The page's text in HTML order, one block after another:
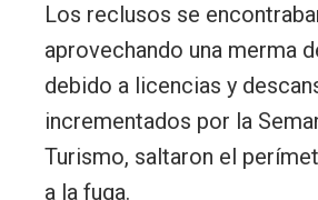
Los reclusos se
aprovechando una merma
debido a licencias y
incrementados por la
Turismo, saltaron el
a la fuga.